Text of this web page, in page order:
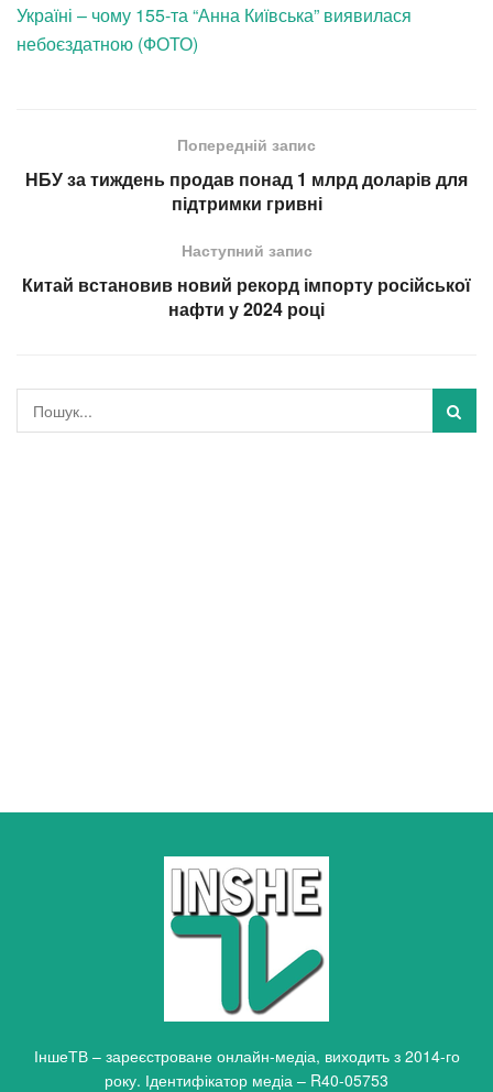
Україні – чому 155-та “Анна Київська” виявилася
небоєздатною (ФОТО)
Попередній запис
НБУ за тиждень продав понад 1 млрд доларів для
підтримки гривні
Наступний запис
Китай встановив новий рекорд імпорту російської
нафти у 2024 році
ІншеТВ – зареєстроване онлайн-медіа, виходить з 2014-го
року. Ідентифікатор медіа – R40-05753